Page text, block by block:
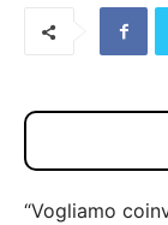
“Vogliamo